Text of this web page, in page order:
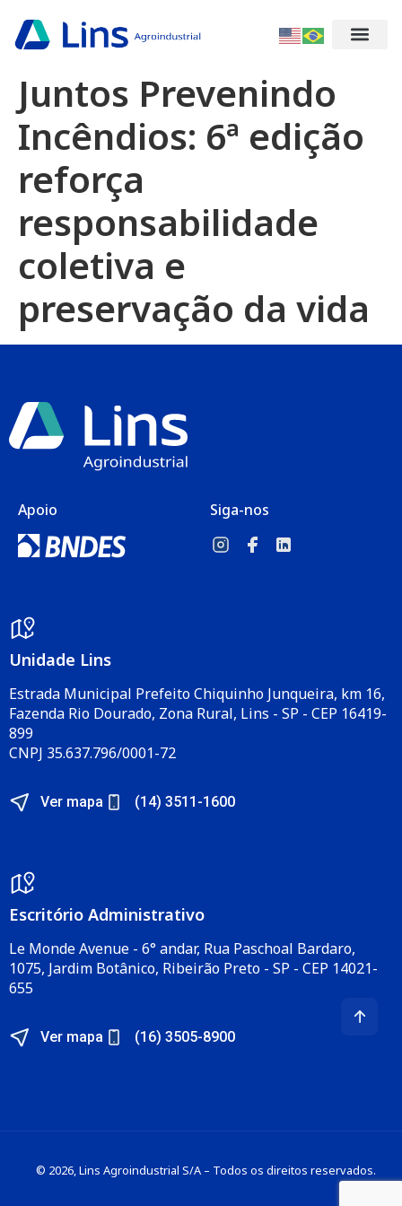
Juntos Prevenindo
Incêndios: 6ª edição
reforça
responsabilidade
coletiva e
preservação da vida
Apoio Siga-nos
Unidade Lins
Estrada Municipal Prefeito Chiquinho Junqueira, km 16,
Fazenda Rio Dourado, Zona Rural, Lins - SP - CEP 16419-
899
CNPJ 35.637.796/0001-72
Ver mapa (14) 3511-1600
Escritório Administrativo​
Le Monde Avenue - 6° andar, Rua Paschoal Bardaro,
1075, Jardim Botânico, Ribeirão Preto - SP - CEP 14021-
655​
Ver mapa (16) 3505-8900
© 2026, Lins Agroindustrial S/A – Todos os direitos reservados.